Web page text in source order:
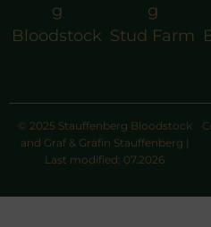
g
Bloodstock
g
Stud Farm
© 2025 Stauffenberg Bloodstock
and Graf & Gräfin Stauffenberg |
Last modified: 07.2026